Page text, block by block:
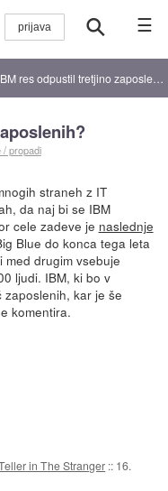
☰
res odpustil tretjino zaposlenih?
/ propadi
straneh z IT
da naj bi se IBM
cele zadeve je naslednje
Blue do konca tega leta
drugim vsebuje
ljudi. IBM, ki bo v
kar je še
komentira.
in The Stranger :: 16.